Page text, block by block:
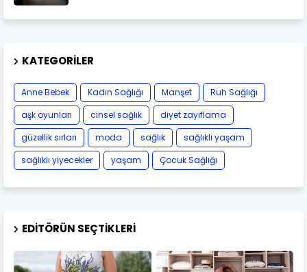
KATEGORILER
Anne Bebek Kadın Sağlığı Manşet
Ruh Sağlığı
aşk oyunları
cinsel sağlık
diyet zayıflama
güzellik sırları
moda sağlık
sağlıklı yaşam
sağlıklı yiyecekler
yaşam Çocuk Sağlığı
EDITÖRÜN SEÇTIKLERI